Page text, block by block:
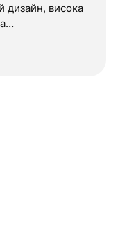
дизайн, висока